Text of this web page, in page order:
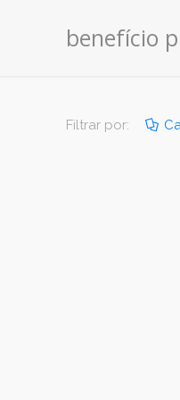
benefício
Filtrar por: